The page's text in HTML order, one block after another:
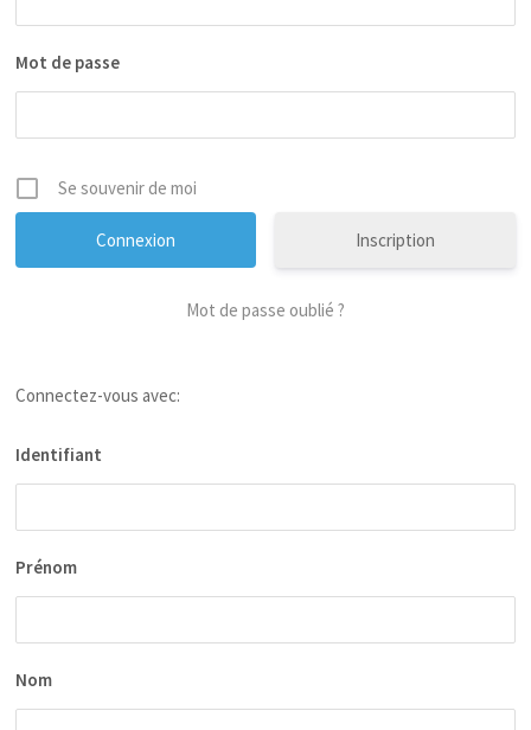
Mot de passe
Se souvenir de moi
Inscription
Mot de passe oublié ?
Connectez-vous avec:
Identifiant
Prénom
Nom